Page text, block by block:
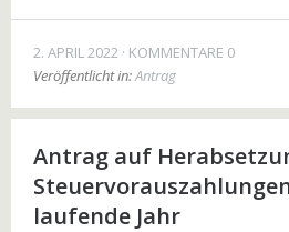
2. APRIL 2022 KOMMENTARE 0
Veröffentlicht in:Antrag
Antrag auf
laufende Jahr